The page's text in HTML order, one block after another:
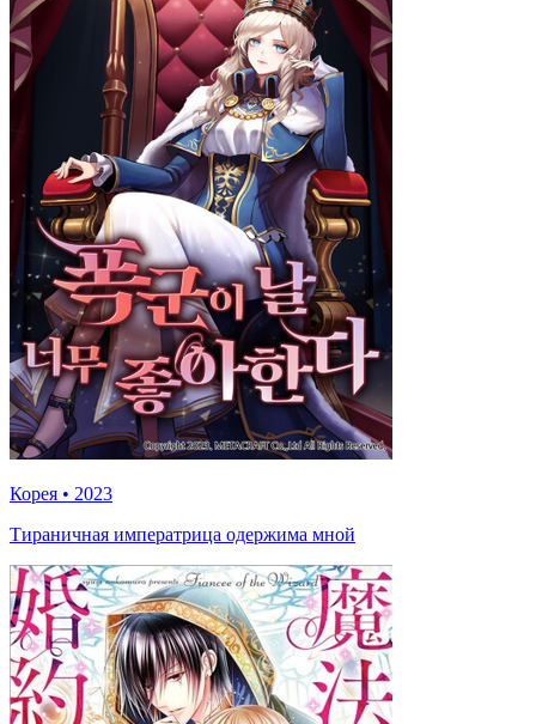
Корея • 2023
Тираничная императрица одержима мной